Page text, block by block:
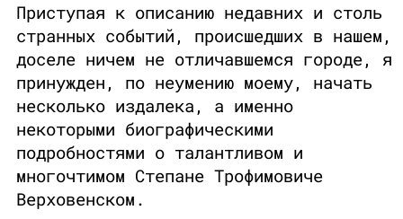
Приступая к описанию недавних и столь
странных событий, происшедших в нашем,
доселе ничем не отличавшемся городе, я
принужден, по неумению моему, начать
несколько издалека, а именно
некоторыми биографическими
подробностями о талантливом и
многочтимом Степане Трофимовиче
Верховенском.